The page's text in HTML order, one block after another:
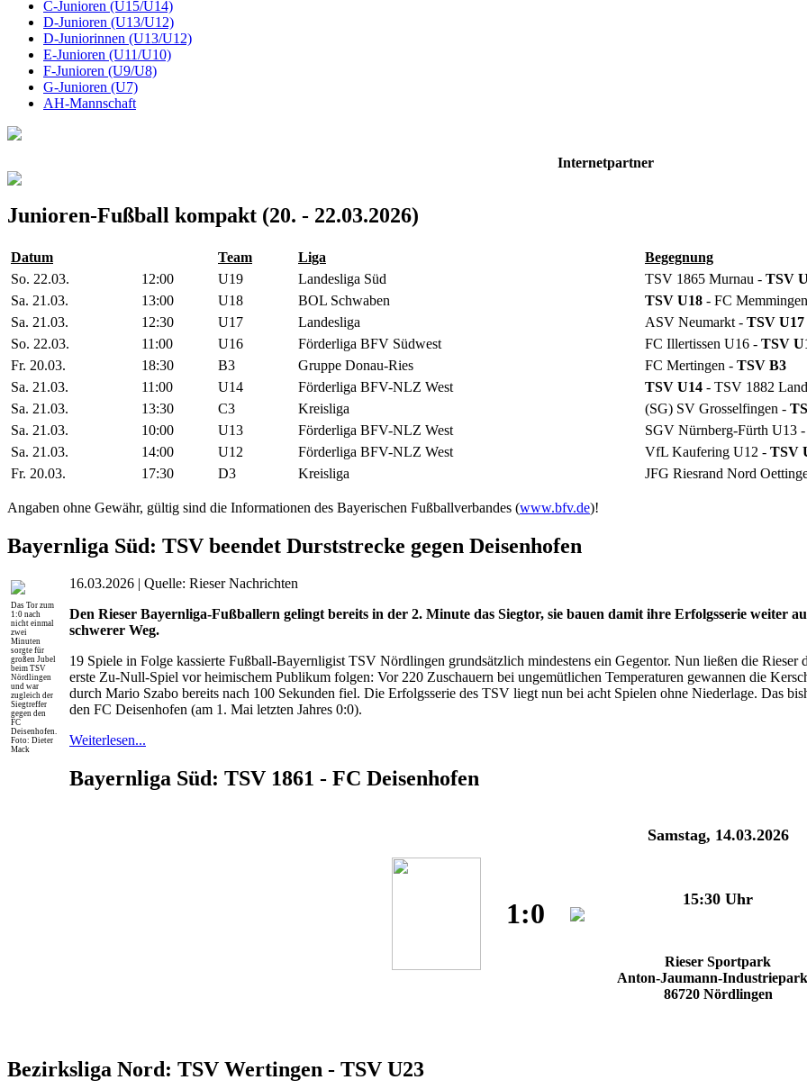
C-Junioren (U15/U14)
D-Junioren (U13/U12)
D-Juniorinnen (U13/U12)
E-Junioren (U11/U10)
F-Junioren (U9/U8)
G-Junioren (U7)
AH-Mannschaft
Internetpartner
Junioren-Fußball kompakt (20. - 22.03.2026)
Datum Team Liga
Begegnung
So. 22.03.
12:00 U19 Landesliga Süd TSV 1865 Murnau - TSV
Sa. 21.03.
13:00 U18 BOL Schwaben TSV U18 - FC
Sa. 21.03.
12:30 U17 Landesliga ASV Neumarkt - TSV U17
So. 22.03.
11:00 U16 Förderliga BFV Südwest FC Illertissen U16 - TSV
Fr. 20.03.
18:30 B3 Gruppe Donau-Ries FC Mertingen - TSV B3
Sa. 21.03.
11:00 U14 Förderliga BFV-NLZ West TSV U14 - TSV 1882
Sa. 21.03.
13:30 C3 Kreisliga (SG) SV Grosselfingen -
Sa. 21.03.
10:00 U13 Förderliga BFV-NLZ West SGV Nürnberg-Fürth U13 -
Sa. 21.03.
14:00 U12 Förderliga BFV-NLZ West VfL Kaufering U12 - TSV
Fr. 20.03.
17:30 D3 Kreisliga JFG Riesrand Nord
Angaben ohne Gewähr, gültig sind die Informationen des Bayerischen Fußballverbandes (www.bfv.de)!
Bayernliga Süd: TSV beendet Durststrecke gegen Deisenhofen
Das Tor zum
1:0 nach
nicht einmal
zwei
Minuten
sorgte für
großen Jubel
beim TSV
Nördlingen
und war
zugleich der
Siegtreffer
gegen den
FC
Deisenhofen.
Foto: Dieter
Mack
16.03.2026 | Quelle: Rieser Nachrichten
Den Rieser Bayernliga-Fußballern gelingt bereits in der 2. Minute das Siegtor, sie bauen damit ihre Erfolgsserie weiter
schwerer Weg.
19 Spiele in Folge kassierte Fußball-Bayernligist TSV Nördlingen grundsätzlich mindestens ein Gegentor. Nun ließen die
erste Zu-Null-Spiel vor heimischem Publikum folgen: Vor 220 Zuschauern bei ungemütlichen Temperaturen gewannen die
durch Mario Szabo bereits nach 100 Sekunden fiel. Die Erfolgsserie des TSV liegt nun bei acht Spielen ohne Niederlage. Das
den FC Deisenhofen (am 1. Mai letzten Jahres 0:0).
Weiterlesen...
Bayernliga Süd: TSV 1861 - FC Deisenhofen
1:0
Samstag, 14.03.2026
15:30 Uhr
Rieser Sportpark
Anton-Jaumann-
86720 Nördlingen
Bezirksliga Nord: TSV Wertingen - TSV U23